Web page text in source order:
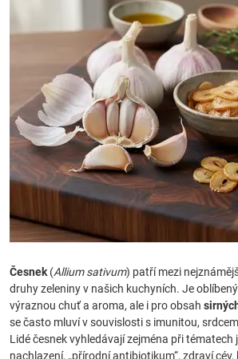
Česnek (Allium sativum) patří mezi
druhy zeleniny v našich kuchyních. Je
výraznou chuť a aroma, ale i pro obsah
se často mluví v souvislosti s imunitou,
Lidé česnek vyhledávají zejména při
nachlazení, „přírodní antibiotikum“, zdraví